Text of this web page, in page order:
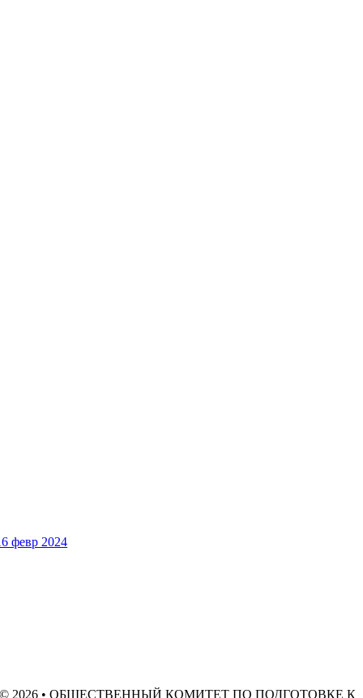
февр 2024
© 2026 •ОБЩЕСТВЕННЫЙ КОМИТЕТ ПО ПОДГОТОВКЕ К